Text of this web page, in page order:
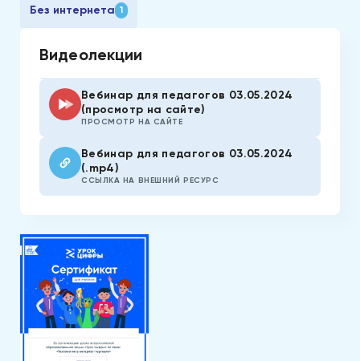
Без интернета 1
Видеолекции
Вебинар для педагогов 03.05.2024
(просмотр на сайте)
ПРОСМОТР НА САЙТЕ
Вебинар для педагогов 03.05.2024
(.mp4)
ССЫЛКА НА ВНЕШНИЙ РЕСУРС